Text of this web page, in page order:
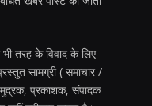
तरह के विवाद के लिए
सामग्री ( समाचार /
मुद्रक, प्रकाशक, संपादक